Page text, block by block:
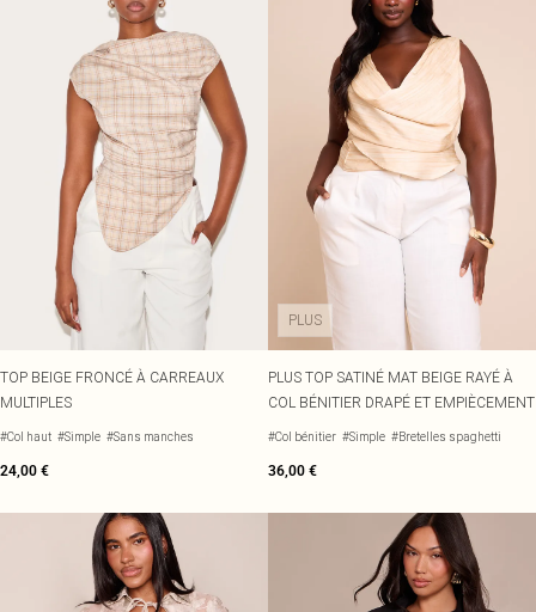
TOP BEIGE FRONCÉ À CARREAUX
MULTIPLES
#Col haut #Simple #Sans manches
24,00 €
PLUS
PLUS TOP SATINÉ MAT BEIGE RAYÉ À
COL BÉNITIER DRAPÉ ET EMPIÈCEMENT
#Col bénitier #Simple #Bretelles spaghetti
36,00 €